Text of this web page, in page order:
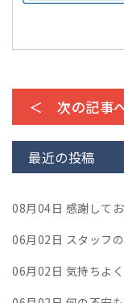
＜ 次の記事
最近の投稿
08月04日 感謝して
06月02日 スタッフ
06月02日 気持ちよ